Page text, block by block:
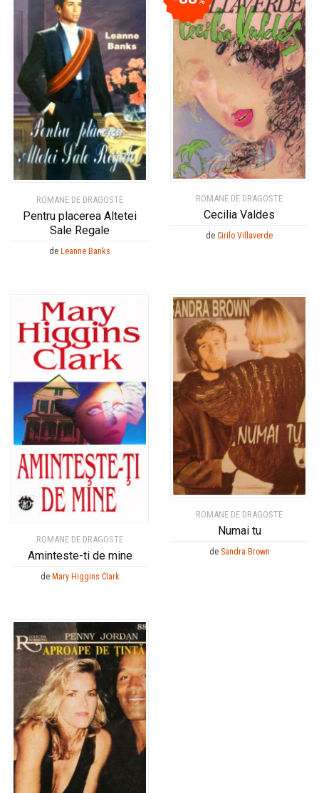
ROMANE DE DRAGOSTE
Pentru placerea Altetei
Sale Regale
de Leanne Banks
ROMANE DE DRAGOSTE
Cecilia Valdes
de Cirilo Villaverde
ROMANE DE DRAGOSTE
Aminteste-ti de mine
de Mary Higgins Clark
ROMANE DE DRAGOSTE
Numai tu
de Sandra Brown